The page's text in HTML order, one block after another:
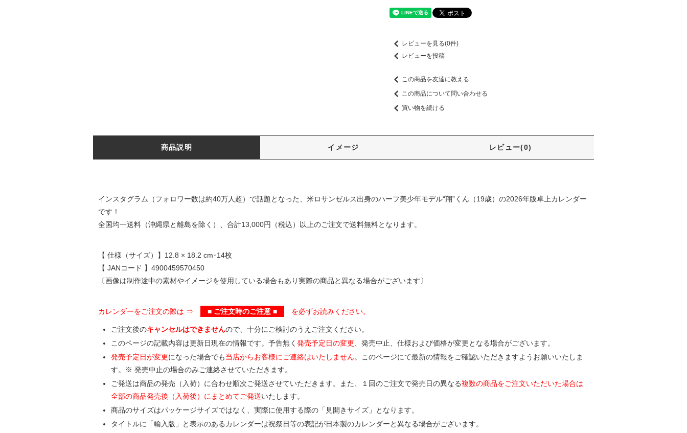
レビューを見る(0件)
レビューを投稿
この商品を友達に教える
この商品について問い合わせる
買い物を続ける
商品説明 イメージ レビュー(0)
インスタグラム（フォロワー数は約40万人超）で話題となった、米ロサンゼルス出身のハーフ美少年モデル“翔”くん（19歳）の2026年版卓上カレンダー
です！
全国均一送料（沖縄県と離島を除く）、合計13,000円（税込）以上のご注文で送料無料となります。
【 仕様（サイズ）】12.8 × 18.2 cm･14枚
【 JANコード 】4900459570450
〔画像は制作途中の素材やイメージを使用している場合もあり実際の商品と異なる場合がございます〕
カレンダーをご注文の際は ⇒ ■ ご注文時のご注意 ■ を必ずお読みください。
ご注文後のキャンセルはできませんので、十分にご検討のうえご注文ください。
このページの記載内容は更新日現在の情報です。予告無く 発売予定日の変更 、発売中止、仕様および価格が変更となる場合がございます。
発売予定日が変更になった場合でも当店からお客様にご連絡はいたしません。このページにて最新の情報をご確認いただきますようお願いいたしま
す。※ 発売中止の場合のみご連絡させていただきます。
ご発送は商品の発売（入荷）に合わせ順次ご発送させていただきます。また、１回のご注文で発売日の異なる複数の商品をご注文いただいた場合は
全部の商品発売後（入荷後）にまとめてご発送いたします。
商品のサイズはパッケージサイズではなく、実際に使用する際の「見開きサイズ」となります。
タイトルに「輸入版」と表示のあるカレンダーは祝祭日等の表記が日本製のカレンダーと異なる場合がございます。